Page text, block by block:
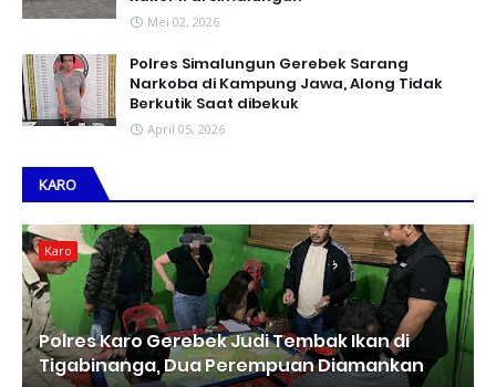
Mei 02, 2026
Polres Simalungun Gerebek Sarang
Narkoba di Kampung Jawa, Along Tidak
Berkutik Saat dibekuk
April 05, 2026
KARO
Karo
Polres Karo Gerebek Judi Tembak Ikan di
Tigabinanga, Dua Perempuan Diamankan